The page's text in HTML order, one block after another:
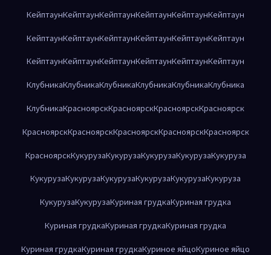
КейптаунКейптаунКейптаунКейптаунКейптаунКейптаун
КейптаунКейптаунКейптаунКейптаунКейптаунКейптаун
КейптаунКейптаунКейптаунКейптаунКейптаунКейптаун
КлубникаКлубникаКлубникаКлубникаКлубникаКлубника
КлубникаКрасноярскКрасноярскКрасноярскКрасноярск
КрасноярскКрасноярскКрасноярскКрасноярскКрасноярск
КрасноярскКукурузаКукурузаКукурузаКукурузаКукуруза
КукурузаКукурузаКукурузаКукурузаКукурузаКукуруза
КукурузаКукурузаКуриная грудкаКуриная грудка
Куриная грудкаКуриная грудкаКуриная грудка
Куриная грудкаКуриная грудкаКуриное яйцоКуриное яйцо